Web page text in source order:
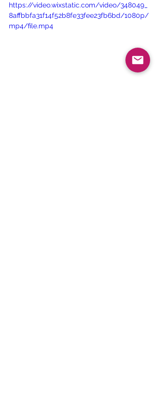
https://video.wixstatic.com/video/348049_
8affbbfa31f14f52b8fe33fee23fb6bd/1080p/
mp4/file.mp4